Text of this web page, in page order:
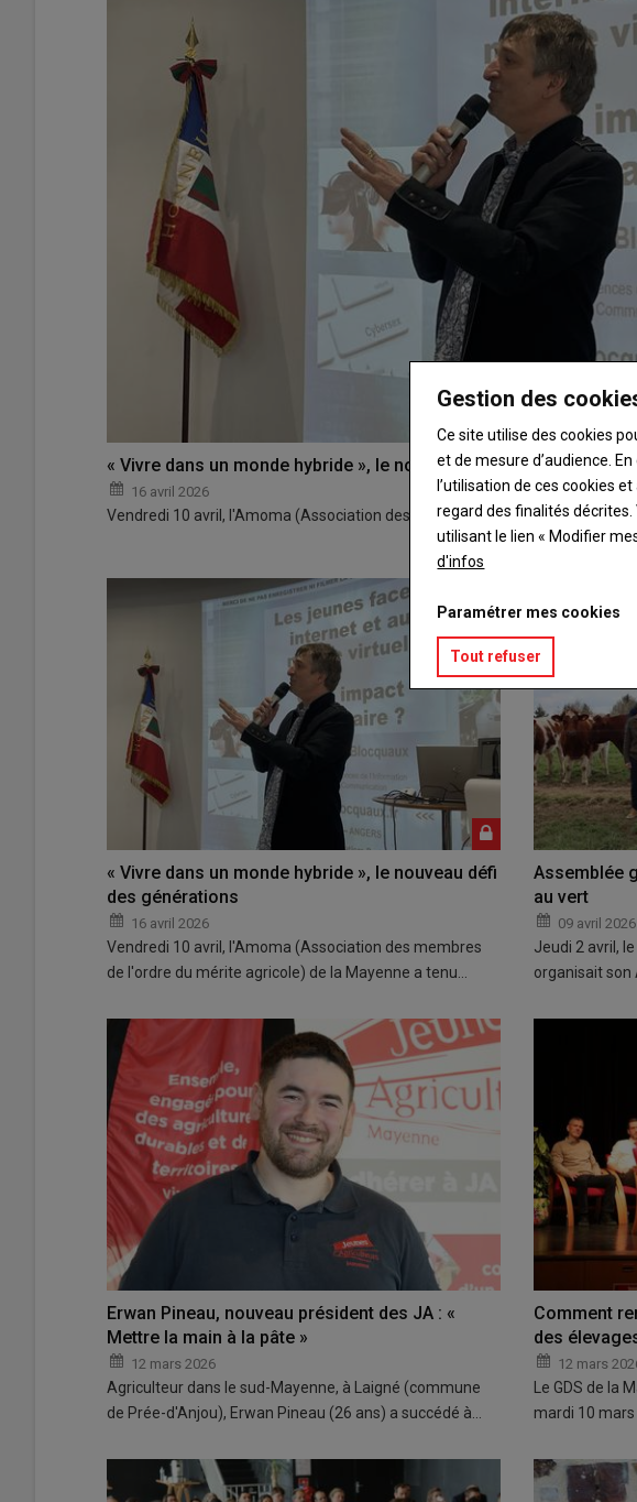
« Vivre dans un monde hybride », le nouveau défi des générations
16 avril 2026
Vendredi 10 avril, l'Amoma (Association des membres de l'ordre du mérite
« Vivre dans un monde hybride », le nouveau défi
des générations
16 avril 2026
Vendredi 10 avril, l'Amoma (Association des membres
de l'ordre du mérite agricole) de la Mayenne a tenu…
Assemblée
au vert
09 avril 2026
Jeudi 2 avril,
organisait son
Erwan Pineau, nouveau président des JA : «
Mettre la main à la pâte »
12 mars 2026
Agriculteur dans le sud-Mayenne, à Laigné (commune
de Prée-d'Anjou), Erwan Pineau (26 ans) a succédé à…
Comment
des
12 mars
Le GDS de la
mardi 10 mars
Gestion des
Ce site utilise des cookies
et de mesure d’audience.
l’utilisation de ces cookies
regard des finalités
utilisant le lien « Modifier
d'infos
Paramétrer mes cookies
Tout refuser